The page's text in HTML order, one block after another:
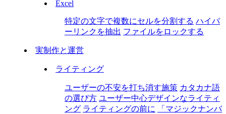
Excel
特定の文字で複数にセルを分割する ハイバ
ーリンクを抽出 ファイルをロックする
実制作と運営
ライティング
ユーザーの不安を打ち消す施策 カタカナ語
の選び方 ユーザー中心デザインなライティ
ング ライティングの前に
「マジックナンバ